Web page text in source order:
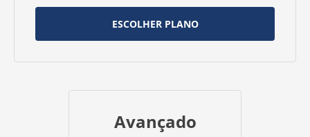
ESCOLHER PLANO
Avançado